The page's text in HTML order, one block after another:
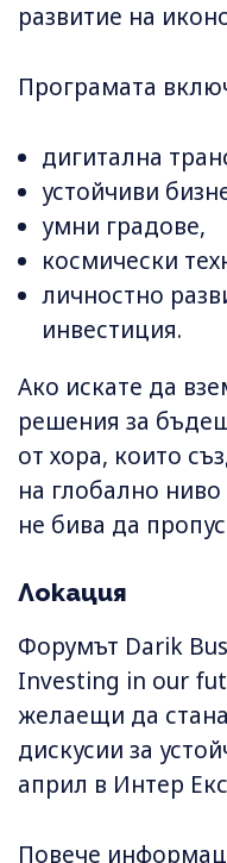
развитие на
Програмата
дигитална
устойчиви
умни градове,
космически
личностно
инвестиция.
Ако искате да
решения за
от хора, които
на глобално
не бива да
Локация
Форумът Darik
Investing in our
желаещи да
дискусии за
април в Интер
Повече